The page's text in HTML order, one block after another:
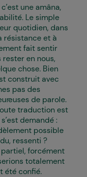
une amâna,
Le simple
quotidien, dans
résistance et à
fait sentir
en nous,
chose. Bien
construit avec
pas des
de parole.
traduction est
demandé :
possible
ressenti ?
partiel, forcément
totalement
été confié.